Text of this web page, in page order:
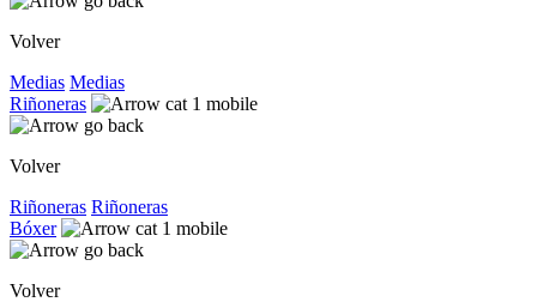
Volver
Medias Medias
Riñoneras
Volver
Riñoneras Riñoneras
Bóxer
Volver